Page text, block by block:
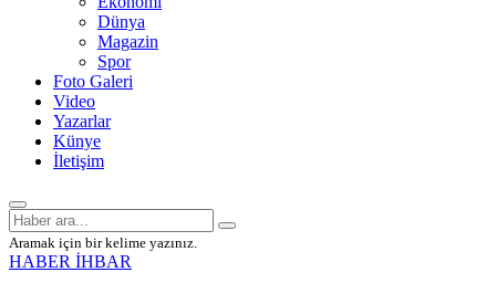
Dünya
Magazin
Spor
Foto Galeri
Video
Yazarlar
Künye
İletişim
Aramak için bir kelime yazınız.
HABER İHBAR